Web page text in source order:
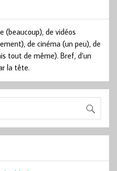
(beaucoup), de vidéos
de cinéma (un peu), de
tout de même). Bref, d’un
la tête.